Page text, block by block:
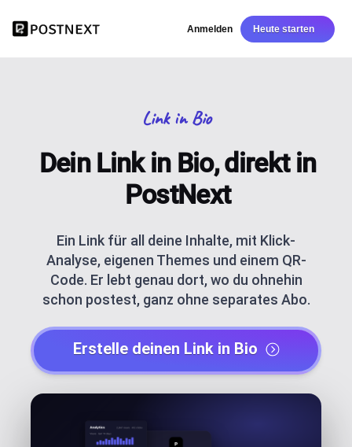
Anmelden Heute starten
Link in Bio
Dein Link in Bio, direkt in
PostNext
Ein Link für all deine Inhalte, mit Klick-
Analyse, eigenen Themes und einem QR-
Code. Er lebt genau dort, wo du ohnehin
schon postest, ganz ohne separates Abo.
Erstelle deinen Link in Bio